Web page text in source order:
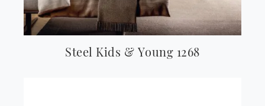
Steel Kids & Young 1268